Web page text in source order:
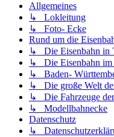
Allgemeines
↳ Lokleitung
↳ Foto- Ecke
Rund um die
↳ Die Eisenbahn in
↳ Die Eisenbahn im
↳ Baden-
↳ Die große Welt
↳ Die Fahrzeuge
↳ Modellbahnecke
Datenschutz
↳